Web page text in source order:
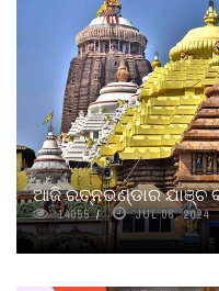
ଆଜି ରତ୍ନଭଣ୍ଡାର ଯାଞ୍ଚ
14055 JUL 06, 2024